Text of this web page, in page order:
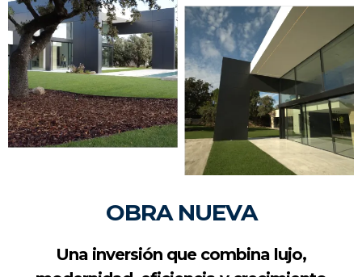
OBRA NUEVA
Una inversión que combina lujo,